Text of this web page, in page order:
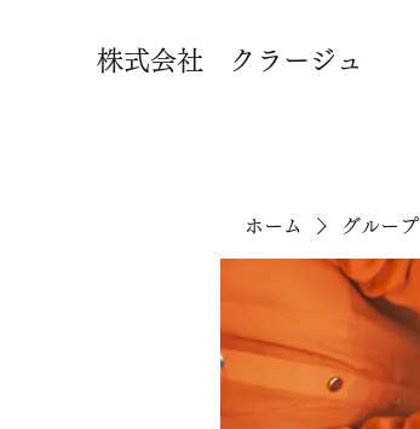
株式会社 クラージュ
ホーム グループ